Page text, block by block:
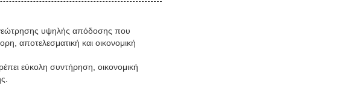
γεώτρησης υψηλής απόδοσης που
αποτελεσματική και οικονομική
εύκολη συντήρηση, οικονομική